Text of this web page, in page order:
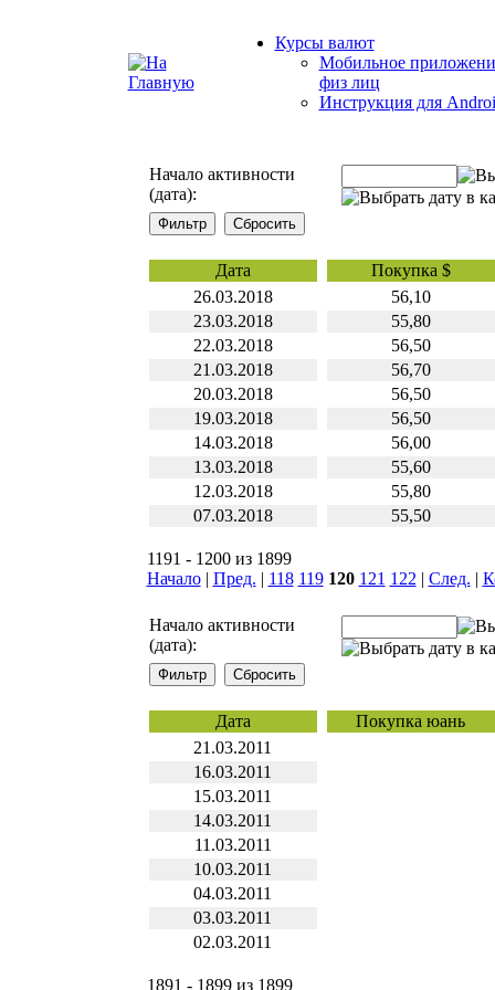
Курсы валют
Мобильное
физ лиц
Инструкция для
Начало активности
(дата):
Дата
Покупка $
26.03.2018
56,10
23.03.2018
55,80
22.03.2018
56,50
21.03.2018
56,70
20.03.2018
56,50
19.03.2018
56,50
14.03.2018
56,00
13.03.2018
55,60
12.03.2018
55,80
07.03.2018
55,50
1191 - 1200 из 1899
Начало| Пред. | 118 119 120 121 122 | След. |
Начало активности
(дата):
Дата
Покупка юань
21.03.2011
16.03.2011
15.03.2011
14.03.2011
11.03.2011
10.03.2011
04.03.2011
03.03.2011
02.03.2011
1891 - 1899 из 1899